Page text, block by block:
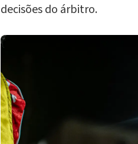
decisões do árbitro.